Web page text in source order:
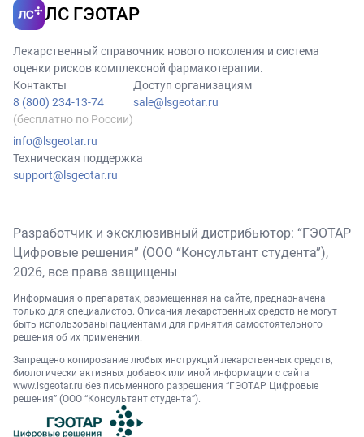
ЛС ГЭОТАР
Лекарственный справочник нового поколения и система
оценки рисков комплексной фармакотерапии.
Контакты
8 (800) 234-13-74
(бесплатно по России)
info@lsgeotar.ru
Доступ организациям
sale@lsgeotar.ru
Техническая поддержка
support@lsgeotar.ru
Разработчик и эксклюзивный дистрибьютор: “ГЭОТАР
Цифровые решения” (ООО “Консультант студента”),
2026, все права защищены
Информация о препаратах, размещенная на сайте, предназначена
только для специалистов. Описания лекарственных средств не могут
быть использованы пациентами для принятия самостоятельного
решения об их применении.
Запрещено копирование любых инструкций лекарственных средств,
биологически активных добавок или иной информации с сайта
www.lsgeotar.ru без письменного разрешения “ГЭОТАР Цифровые
решения” (ООО “Консультант студента”).